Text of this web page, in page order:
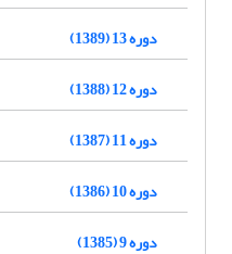
دوره 13 (1389)
دوره 12 (1388)
دوره 11 (1387)
دوره 10 (1386)
دوره 9 (1385)